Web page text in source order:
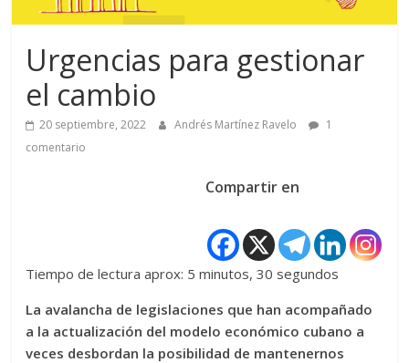
Urgencias para gestionar
el cambio
20 septiembre, 2022 Andrés Martínez Ravelo
1
comentario
Compartir en
Tiempo de lectura aprox: 5 minutos, 30 segundos
La avalancha de legislaciones que han acompañado
a la actualización del modelo económico cubano a
veces desbordan la posibilidad de mantenernos